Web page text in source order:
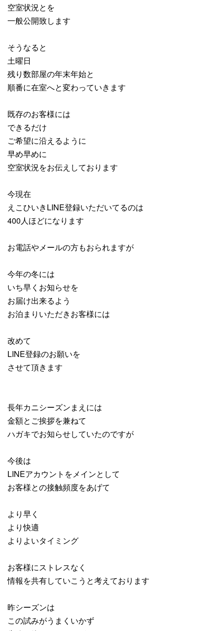
空室状況とを
一般公開致します
そうなると
土曜日
残り数部屋の年末年始と
順番に在室へと変わっていきます
既存のお客様には
できるだけ
ご希望に沿えるように
早め早めに
空室状況をお伝えしております
今現在
えこひいきLINE登録いただいてるのは
400人ほどになります
お電話やメールの方もおられますが
今年の冬には
いち早くお知らせを
お届け出来るよう
お泊まりいただきお客様には
改めて
LINE登録のお願いを
させて頂きます
長年カニシーズンまえには
金額とご挨拶を兼ねて
ハガキでお知らせしていたのですが
今後は
LINEアカウントをメインとして
お客様との接触頻度をあげて
より早く
より快適
よりよいタイミング
お客様にストレスなく
情報を共有していこうと考えております
昨シーズンは
この試みがうまくいかず